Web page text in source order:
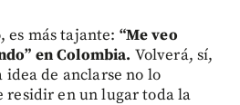
es más tajante: “Me veo
en Colombia. Volverá, sí,
de anclarse no lo
residir en un lugar toda la